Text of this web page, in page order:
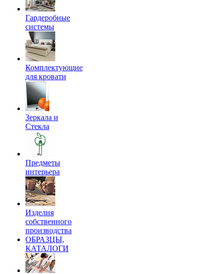
Гардеробные
системы
Комплектующие
для кровати
Зеркала и
Стекла
Предметы
интерьера
Изделия
собственного
производства
ОБРАЗЦЫ,
КАТАЛОГИ